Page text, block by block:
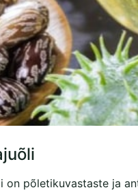
on põletikuvastaste ja